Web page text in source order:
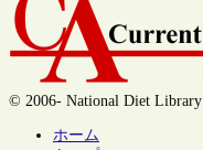
© 2006- National Diet Library
ホーム